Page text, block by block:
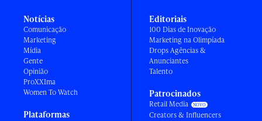
Notícias
Comunicação
Marketing
Mídia
Gente
Opinião
ProXXIma
Women To Watch
Plataformas
Editoriais
100 Dias de Inovação
Marketing na Olimpíada
Drops Agências &
Anunciantes
Talento
Patrocinados
Retail Media
Creators & Influencers